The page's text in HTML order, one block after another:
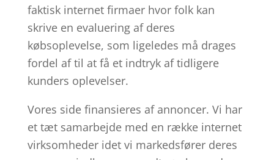
faktisk internet firmaer hvor folk kan
skrive en evaluering af deres
købsoplevelse, som ligeledes må drages
fordel af til at få et indtryk af tidligere
kunders oplevelser.
Vores side finansieres af annoncer. Vi har
et tæt samarbejde med en række internet
virksomheder idet vi markedsfører deres